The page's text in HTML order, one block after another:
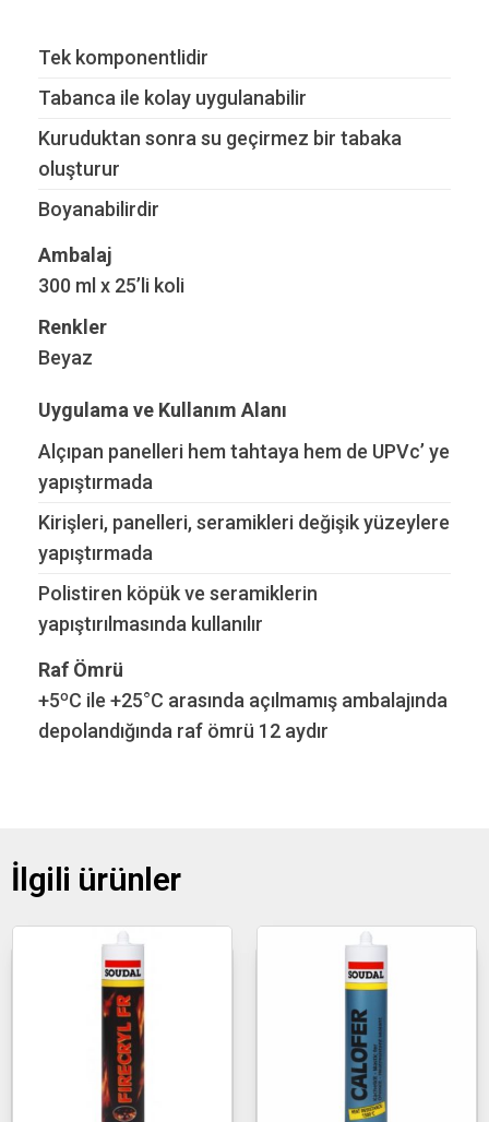
Tek komponentlidir
Tabanca ile kolay uygulanabilir
Kuruduktan sonra su geçirmez bir tabaka
oluşturur
Boyanabilirdir
Ambalaj
300 ml x 25’li koli
Renkler
Beyaz
Uygulama ve Kullanım Alanı
Alçıpan panelleri hem tahtaya hem de UPVc’ ye
yapıştırmada
Kirişleri, panelleri, seramikleri değişik yüzeylere
yapıştırmada
Polistiren köpük ve seramiklerin
yapıştırılmasında kullanılır
Raf Ömrü
+5ºC ile +25°C arasında açılmamış ambalajında
depolandığında raf ömrü 12 aydır
İlgili ürünler